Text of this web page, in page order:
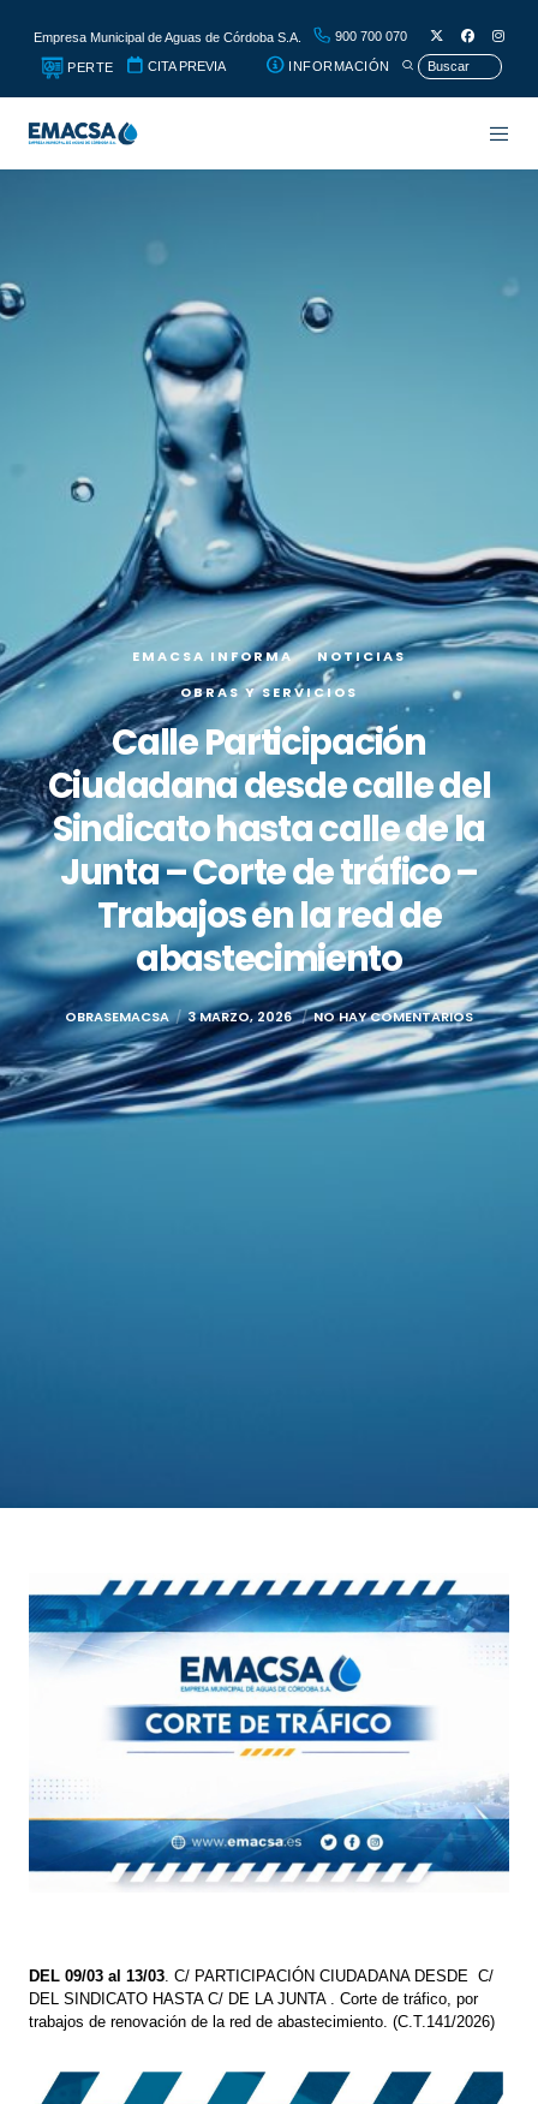
Empresa Municipal de Aguas de Córdoba S.A. 900 700 070
PERTE CITA PREVIA INFORMACIÓN
EMACSA INFORMA
NOTICIAS
OBRAS Y SERVICIOS
Calle Participación
Ciudadana desde calle del
Sindicato hasta calle de la
Junta – Corte de tráfico –
Trabajos en la red de
abastecimiento
OBRASEMACSA 3 MARZO, 2026 NO HAY COMENTARIOS
DEL 09/03 al 13/03. C/ PARTICIPACIÓN CIUDADANA DESDE C/
DEL SINDICATO HASTA C/ DE LA JUNTA . Corte de tráfico, por
trabajos de renovación de la red de abastecimiento. (C.T.141/2026)